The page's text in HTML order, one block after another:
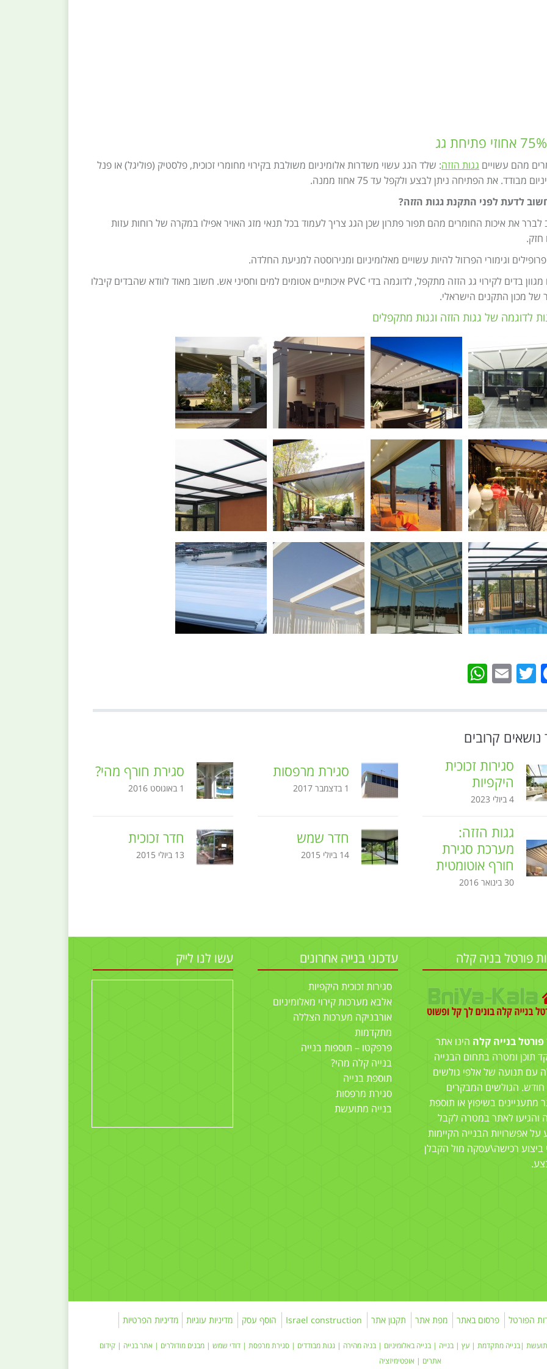
מהם עשויים גגות הזזה: שלד הגג עשוי משדרות אלומיניום משולבת בקירוי מחומרי זכוכית, פלסטיק (פוליגל) או פנל
מבודד. את הפתיחה ניתן לבצע ולקפל עד 75 אחוז ממנה.
לדעת לפני התקנת גגות הזזה?
לברר את איכות החומרים מהם תפור פתרון שכן הגג צריך לעמוד בכל תנאי מזג האויר אפילו במקרה של רוחות עזות
חזק.
וגימורי הפרזול להיות עשויים מאלומיניום ומנירוסטה למניעת החלדה.
ישנם מגוון בדים לקירוי גג הזזה מתקפל, לדוגמה בדי PVC איכותיים אטומים למים וחסיני אש. חשוב מאוד לוודא שהבדים קיבלו
של מכון התקנים הישראלי.
לדוגמה של גגות הזזה וגגות מתקפלים
Facebook
Twitter
Email
נושאים קרובים
סגירות זכוכית
היקפיות
4 ביולי 2023
סגירת מרפסות
1 בדצמבר 2017
סגירת חורף מהי?
1 באוגוסט 2016
גגות הזזה:
מערכת סגירת
חורף אוטומטית
30 בינואר 2016
חדר שמש
14 ביולי 2015
חדר זכוכית
13 ביולי 2015
פורטל בניה קלה
פורטל בנייה קלה הינו אתר
תוכן ומטרה בתחום הבנייה
עם תנועה של אלפי גולשים
חודש. הגולשים המבקרים
מתעניינים בשיפוץ או תוספת
והגיעו לאתר במטרה לקבל
על אפשרויות הבנייה הקיימות
ביצוע רכישה\עסקה מול הקבלן
עדכוני בנייה אחרונים
סגירות זכוכית היקפיות
אלבא מערכות קירוי מאלומיניום
אורבניקה מערכות הצללה
מתקדמות
פרפקטו – תוספות בנייה
בנייה קלה מהי?
תוספת בנייה
סגירת מרפסות
בנייה מתועשת
עשו לנו לייק
הפורטל פרסום באתר מפת אתר תקנון אתר Israel construction הוסף עסק מדיניות עוגיות מדיניות הפרטיות
|בנייה מתקדמת | עץ בנייה בנייה באלומיניום בניה מהירה גגות מבודדים סגירת מרפסת דודי שמש | מבנים מודולרים | אתר בנייה
קידום
אתרים
אופטימיזציה